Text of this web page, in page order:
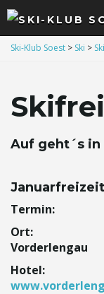
Ski-Klub Soest > Ski >
Auf geht´s in
Termin:
Ort:
Vorderlengau
Hotel: Bio-